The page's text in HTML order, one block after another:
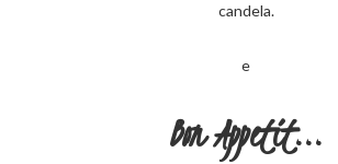
candela.
e
Bon Appetit...